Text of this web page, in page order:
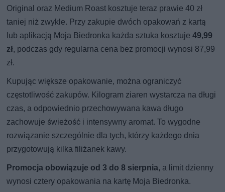
Original oraz Medium Roast kosztuje teraz prawie 40 zł
taniej niż zwykle. Przy zakupie dwóch opakowań z kartą
lub aplikacją Moja Biedronka każda sztuka kosztuje49,99
zł, podczas gdy regularna cena bez promocji wynosi 87,99
zł.
Kupując większe opakowanie, można ograniczyć
częstotliwość zakupów. Kilogram ziaren wystarcza na długi
czas, a odpowiednio przechowywana kawa długo
zachowuje świeżość i intensywny aromat. To wygodne
rozwiązanie szczególnie dla tych, którzy każdego dnia
przygotowują kilka filiżanek kawy.
Promocja obowiązuje od 3 do 8 sierpnia, a limit dzienny
wynosi cztery opakowania na kartę Moja Biedronka.